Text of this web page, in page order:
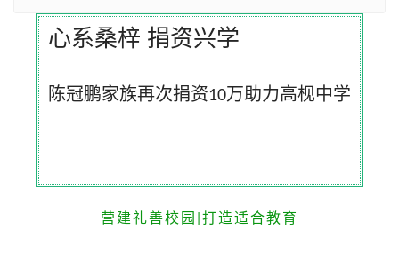
心系桑梓 捐资兴学
陈冠鹏家族再次捐资10万助力高枧中学
营建礼善校园|打造适合教育